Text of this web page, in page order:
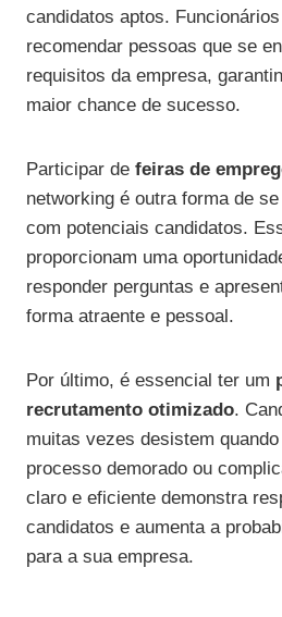
candidatos aptos.
recomendar pessoas que se
requisitos da empresa,
maior chance de sucesso.
Participar de feiras de
networking é outra forma de
com potenciais candidatos.
proporcionam uma
responder perguntas e
forma atraente e pessoal.
Por último, é essencial ter um
recrutamento otimizado.
muitas vezes desistem
processo demorado ou
claro e eficiente demonstra
candidatos e aumenta a
para a sua empresa.